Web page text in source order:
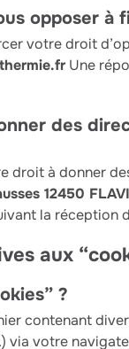
opposer à
votre droit
Une
des
droit à donner
12450
la réception
aux
?
contenant
via votre